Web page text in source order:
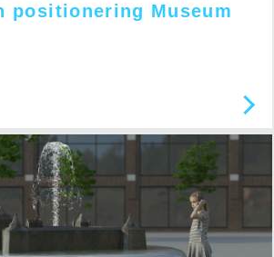
positionering Museum